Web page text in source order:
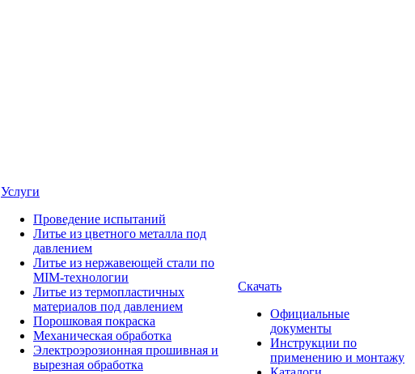
Услуги
Проведение испытаний
Литье из цветного металла под
давлением
Литье из нержавеющей стали по
MIM-технологии
Литье из термопластичных
материалов под давлением
Порошковая покраска
Механическая обработка
Электроэрозионная прошивная и
вырезная обработка
Скачать
Официальные
документы
Инструкции по
применению и монтажу